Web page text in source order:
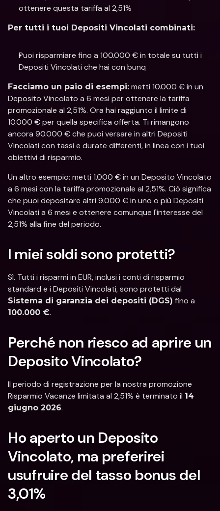
ottenere questa tariffa al 2,51%
Per tutti i tuoi Depositi Vincolati combinati:
Puoi risparmiare fino a 100.000 € in totale su tutti i
Depositi Vincolati che hai con bunq
Facciamo un paio di esempi: metti 10.000 € in un
Deposito Vincolato a 6 mesi per ottenere la tariffa
promozionale al 2,51%. Ora hai raggiunto il limite di
10.000 € per quella specifica offerta. Ti rimangono
ancora 90.000 € che puoi versare in altri Depositi
Vincolati con tassi e durate differenti, in linea con i tuoi
obiettivi di risparmio.
Un altro esempio: metti 1.000 € in un Deposito Vincolato
a 6 mesi con la tariffa promozionale al 2,51%. Ciò significa
che puoi depositare altri 9.000 € in uno o più Depositi
Vincolati a 6 mesi e ottenere comunque l'interesse del
2,51% alla fine del periodo.
I miei soldi sono protetti?
Sì. Tutti i risparmi in EUR, inclusi i conti di risparmio
Sistema di garanzia dei depositi (DGS)
100.000 €.
Perché non riesco ad aprire un
Deposito Vincolato?
Il periodo di registrazione per la nostra promozione
Risparmio Vacanze limitata al 2,51% è terminato il 14
giugno 2026.
Ho aperto un Deposito
Vincolato, ma preferirei
usufruire del tasso bonus del
3,01%